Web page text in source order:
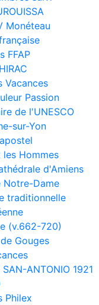
Monéteau
FFAP
Vacances
Passion
de l'UNESCO
sur-Yon
Hommes
d'Amiens
Notre-Dame
traditionnelle
(v.662-720)
Gouges
ANTONIO 1921
Philex